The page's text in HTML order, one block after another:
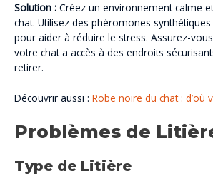
Solution : Créez un environnement calme
chat. Utilisez des phéromones
pour aider à réduire le stress. Assurez-
votre chat a accès à des endroits
retirer.
Découvrir aussi : Robe noire du chat : d’où
Problèmes de
Type de Litière